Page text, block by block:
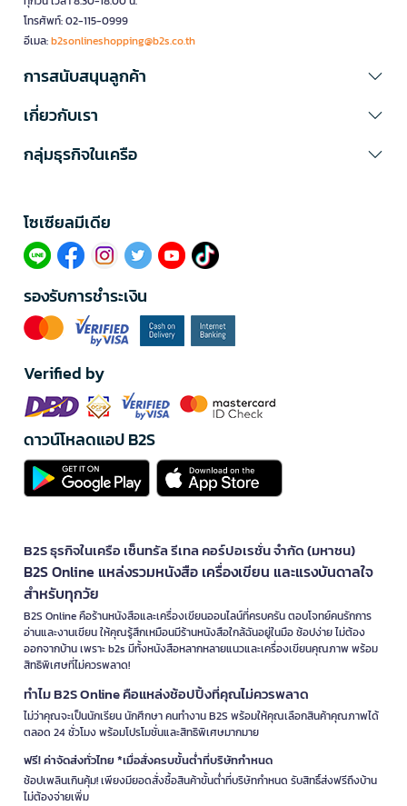
โทรศัพท์: 02-115-0999
อีเมล:b2sonlineshopping@b2s.co.th
การสนับสนุนลูกค้า
เกี่ยวกับเรา
กลุ่มธุรกิจในเครือ
โซเซียลมีเดีย​
รองรับการชำระเงิน
Verified by
ดาวน์โหลดแอป B2S
B2S ธุรกิจในเครือ เซ็นทรัล รีเทล คอร์ปอเรชั่น จำกัด (มหาชน)
B2S Online แหล่งรวมหนังสือ เครื่องเขียน และแรงบันดาลใจ
สำหรับทุกวัย
B2S Online คือร้านหนังสือและเครื่องเขียนออนไลน์ที่ครบครัน ตอบโจทย์คนรักการ
อ่านและงานเขียน ให้คุณรู้สึกเหมือนมีร้านหนังสือใกล้ฉันอยู่ในมือ ช้อปง่าย ไม่ต้อง
ออกจากบ้าน เพราะ b2s มีทั้งหนังสือหลากหลายแนวและเครื่องเขียนคุณภาพ พร้อม
สิทธิพิเศษที่ไม่ควรพลาด!
ทำไม B2S Online คือแหล่งช้อปปิ้งที่คุณไม่ควรพลาด
ไม่ว่าคุณจะเป็นนักเรียน นักศึกษา คนทำงาน B2S พร้อมให้คุณเลือกสินค้าคุณภาพได้
ตลอด 24 ชั่วโมง พร้อมโปรโมชั่นและสิทธิพิเศษมากมาย
ฟรี! ค่าจัดส่งทั่วไทย *เมื่อสั่งครบขั้นต่ำที่บริษัทกำหนด
ช้อปเพลินเกินคุ้ม! เพียงมียอดสั่งซื้อสินค้าขั้นต่ำที่บริษัทกำหนด รับสิทธิ์ส่งฟรีถึงบ้าน
ไม่ต้องจ่ายเพิ่ม